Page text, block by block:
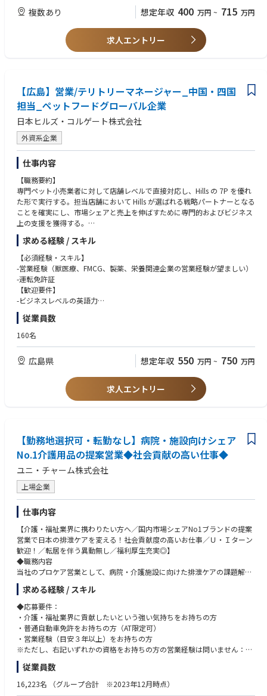
複数あり 想定年収 400 万円 ~ 715 万円
求人エントリー
【広島】営業/テリトリーマネージャー_中国・四国
担当_ペットフードグローバル企業
日本ヒルズ・コルゲート株式会社
外資系企業
仕事内容
【職務要約】
専門ペット小売業者に対して店舗レベルで直接対応し、Hills の 7P を優れ
た形で実行する。担当店舗において Hills が選ばれる戦略パートナーとなる
ことを確実にし、市場シェアと売上を伸ばすために専門的およびビジネス
上の支援を獲得する。
【主な職務と職責】
■栄養知識の向上（5%）
小動物栄養学、自社製品、競合製品について、社内研修および自己学習を
通じて高い知識を維持・向上させる。
■テリトリーマネジメント（15%）
テリトリー売上目標を達成し、店舗分類と必要活動に基づいて、テリトリ
目的と訪問記録を C4C に当日中（遅くとも週末まで）に入力し、毎年店
舗ポテンシャルを見直し、新規店舗を素早く発見してHillsブランドの存在
感と推奨を確保し、テリトリー内すべての店舗と専門的・事務的活動の正
■ビジネス開発（60%）
行し、顧客の事業と組織に対する深い理解を築き、店頭の主要意思決定
者・影響者とのネットワークを構築し、店舗スタッフやキーパーソンと定
を行う。
その結果として、店頭で優れた 7P 実行を実現し、選ばれるパートナーに
なる。
実行すべき商業活動には、Hills製品の完全な流通、優れた配置と視認性、
店舗スタッフによる積極的な推奨、新製品の迅速な受け入れ・推奨・展
開、各店舗における棚スペース・視認性・適正在庫の確保、Hills ブランド
の新規ユーザー獲得提案、ゴンドラエンド・パレット陳列・ショップイン
ショップ等の二次陳列交渉が含まれる。
顧客ニーズと Hills のコマーシャル目標を達成するため、主要店舗向けの年
間ビジネスプランを策定・実行し、四半期ごとにビジネスレビューを行っ
て進捗評価と計画修正を行う。
■ビジネスおよび財務管理（10%）
KPI に対するテリトリー目標達成度を監視し、必要に応じて是正措置を取
り、割当予算を管理し、本社提出書類および出張経費（T&E）精算を適時
かつ正確に行う。
■その他（10%）
トレードショー、ペットトレーニングデー、地域・全国会議、顧客会議な
どに Hills の代表として出席し、業界トレンドや競合活動に関する知識を適
切な場を通じて本社と共有する。
求める経験 / スキル
【必須経験・スキル】
-営業経験（獣医療、FMCG、製薬、栄養関連企業の営業経験が望ましい）
-運転免許証
【歓迎要件】
-ビジネスレベルの英語力
※必須ではありません
従業員数
160名
広島県 想定年収 550 万円 ~ 750 万円
求人エントリー
【勤務地選択可・転勤なし】病院・施設向けシェア
No.1介護用品の提案営業◆社会貢献の高い仕事◆
ユニ・チャーム株式会社
上場企業
仕事内容
【介護・福祉業界に携わりたい方へ／国内市場シェアNo1ブランドの提案
営業で日本の排泄ケアを変える！社会貢献度の高いお仕事／Ｕ・Ｉターン
歓迎！／転居を伴う異動無し／福利厚生充実◎】
◆職務内容
当社のプロケア営業として、病院・介護施設に向けた排泄ケアの課題解決
の提案をお任せいたします。当社の介護商品の導入を実現し「ライフリ
ー」シェアを拡大することにより日本の介護品質の向上を目指します。
◆職務詳細
担当エリアの病院・介護施設を訪問し、介護用紙おむつ等の介護用品を通
じた排泄ケアの提案や相談対応等を行い、入所者やその家族、施設スタッ
フ、経営者のすべての方に満足を提供するため、下記業務を行います。
・排泄ケアに関する問題点や商品ニーズのヒアリングと課題解決の提案
・ライフリー製品の正しい使用方法の案内
・施設や利用者に応じた商品や排泄ケア方法の検討／提案
求める経験 / スキル
◆応募要件：
・介護・福祉業界に貢献したいという強い気持ちをお持ちの方
・普通自動車免許をお持ちの方（AT限定可）
・営業経験（目安３年以上）をお持ちの方
※ただし、右記いずれかの資格をお持ちの方の営業経験は問いません：看
護師、准看護師、介護福祉士、理学療法士、作業療法士、ホームヘルパー
2級以上、介護職員初任者研修修了
※MR等、医療業界での営業経験がある方は歓迎します。
従業員数
16,223名 （グループ合計 ※2023年12月時点）